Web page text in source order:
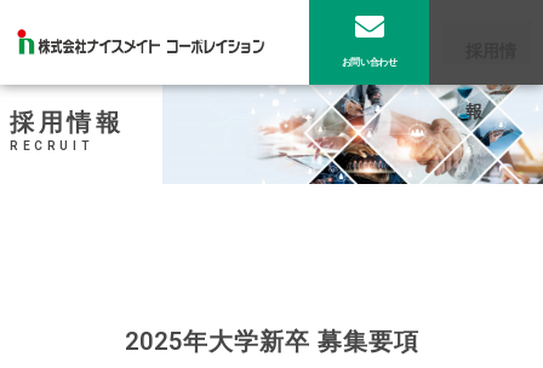
お問い合わせ
報
採用情報
RECRUIT
2025年大学新卒 募集要項